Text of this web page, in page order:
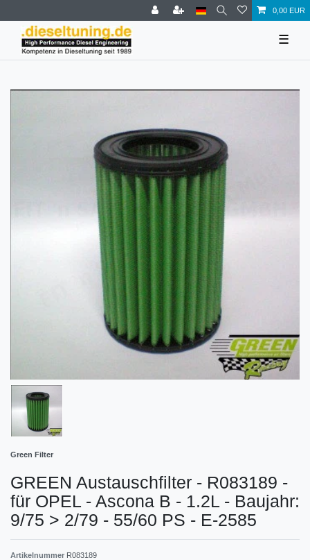
0,00 EUR
☰
Green Filter
GREEN Austauschfilter - R083189 -
für OPEL - Ascona B - 1.2L - Baujahr:
9/75 > 2/79 - 55/60 PS - E-2585
Artikelnummer R083189